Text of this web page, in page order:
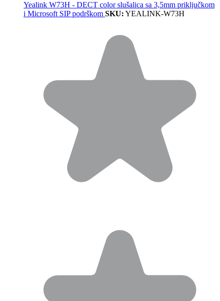
Yealink W73H - DECT color slušalica sa 3,5mm priključkom
i Microsoft SIP podrškom SKU: YEALINK-W73H